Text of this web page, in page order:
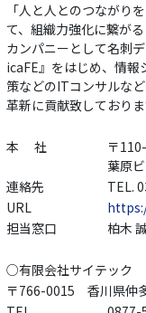
「人と人とのつながり
て、組織力強化に繋が
カンパニーとして名刺
icaFE』をはじめ、情報
策などのITコンサルな
革新に貢献致しておりま
本 社
〒
葉原
連絡先
TEL.
URL
担当窓口
柏木
○有限会社サイテック
〒766-0015 香川県仲